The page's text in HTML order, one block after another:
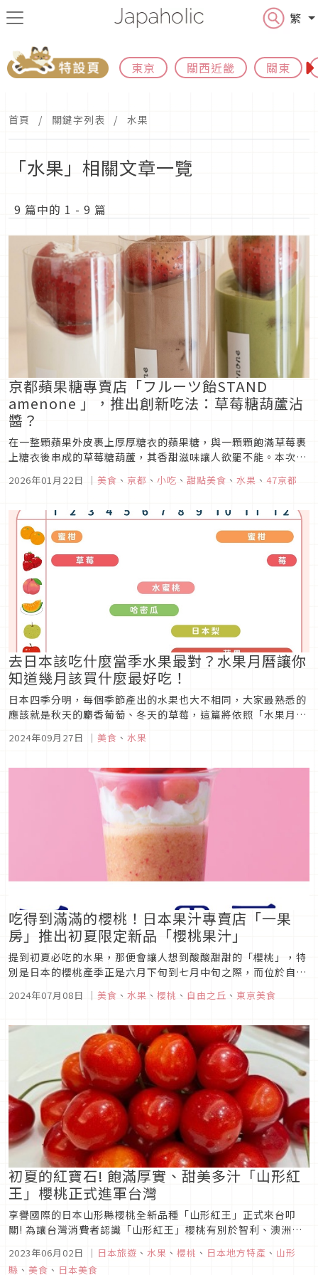
繁
東京 關西近畿 關東
首頁 關鍵字列表 水果
「水果」相關文章一覽
9 篇中的 1 - 9 篇
京都蘋果糖專賣店「フルーツ飴STAND
amenone 」，推出創新吃法：草莓糖葫蘆沾
醬？
在一整顆蘋果外皮裹上厚厚糖衣的蘋果糖，與一顆顆飽滿草莓裹
上糖衣後串成的草莓糖葫蘆，其香甜滋味讓人欲罷不能。本次文
ーツ飴STAND amenone」，就位於京都河原町車站附近，這
出了草莓糖葫...
2026年01月22日 ｜ 美食 、 京都 、 小吃 、 甜點美食 、 水果 、 47京都
去日本該吃什麼當季水果最對？水果月曆讓你
知道幾月該買什麼最好吃！
日本四季分明，每個季節產出的水果也大不相同，大家最熟悉的
應該就是秋天的麝香葡萄、冬天的草莓，這篇將依照「水果月
本旅遊的季節購買當季的水果，就是最划算好吃的啦！
2024年09月27日 ｜ 美食 、 水果
吃得到滿滿的櫻桃！日本果汁專賣店「一果
房」推出初夏限定新品「櫻桃果汁」
提到初夏必吃的水果，那便會讓人想到酸酸甜甜的「櫻桃」，特
別是日本的櫻桃產季正是六月下旬到七月中旬之際，而位於自由
了以新鮮櫻桃製成的各種限定飲品，讓顧客能夠品嘗到當季櫻桃
2024年07月08日 ｜ 美食 、 水果 、 櫻桃 、 自由之丘 、 東京美食
初夏的紅寶石! 飽滿厚實、甜美多汁「山形紅
王」櫻桃正式進軍台灣
享譽國際的日本山形縣櫻桃全新品種「山形紅王」正式來台叩
關! 為讓台灣消費者認識「山形紅王」櫻桃有別於智利、澳洲、
推廣，並邀請台灣民眾六月櫻桃產季、直接前往山形縣櫻桃果園
2023年06月02日 ｜ 日本旅遊 、 水果 、 櫻桃 、 日本地方特產 、 山形
縣 、 美食 、 日本美食